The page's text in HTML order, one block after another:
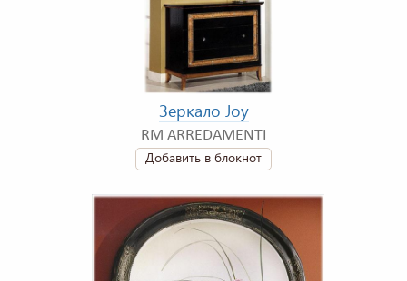
Зеркало Joy
RM ARREDAMENTI
Добавить в блокнот